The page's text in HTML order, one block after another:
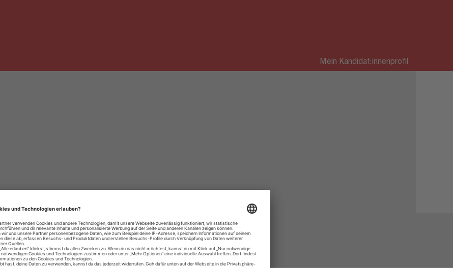
Mein Kandidat:innenprofil
Einstellungen